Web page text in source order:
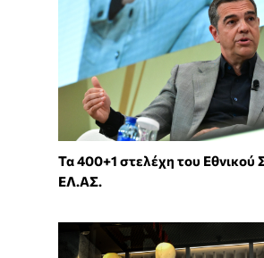
Τα 400+1 στελέχη του Εθνικού
ΕΛ.ΑΣ.